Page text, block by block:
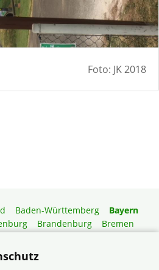
Foto: JK 2018
Baden-Württemberg
Bayern
Brandenburg
Bremen
Pfalz
Saarland